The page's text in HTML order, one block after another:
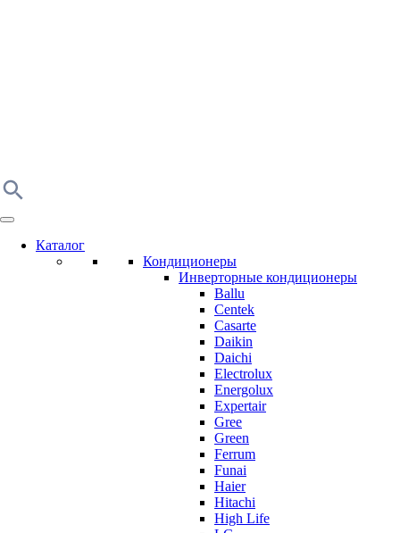
Каталог
Кондиционеры
Инверторные кондиционеры
Ballu
Centek
Casarte
Daikin
Daichi
Electrolux
Energolux
Expertair
Gree
Green
Ferrum
Funai
Haier
Hitachi
High Life